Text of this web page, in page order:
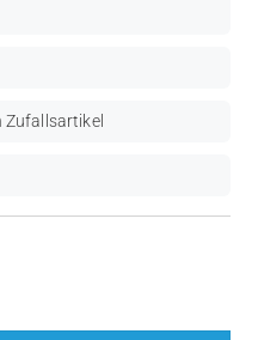
Zufallsartikel
(COL102) Menge